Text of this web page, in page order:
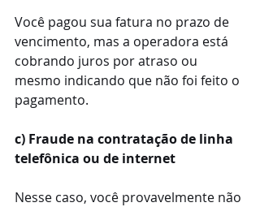
Você pagou sua fatura no prazo de
vencimento, mas a operadora está
cobrando juros por atraso ou
mesmo indicando que não foi feito o
pagamento.
c) Fraude na contratação de linha
telefônica ou de internet
Nesse caso, você provavelmente não